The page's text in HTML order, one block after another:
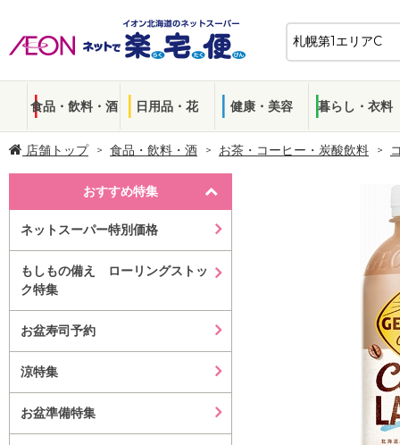
食品・飲料・酒 日用品・花 健康・美容 暮らし・衣料
店舗トップ 食品・飲料・酒 お茶・コーヒー・炭酸飲料
おすすめ特集
ネットスーパー特別価格
もしもの備え ローリングストッ
ク特集
お盆寿司予約
涼特集
お盆準備特集